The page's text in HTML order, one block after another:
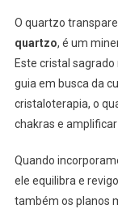
O quartzo
quartzo, é um
Este cristal
guia em busca da
cristaloterapia, o
chakras e amplificar
Quando
ele equilibra e
também os planos